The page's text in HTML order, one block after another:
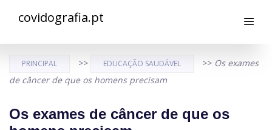
covidografia.pt
PRINCIPAL >> EDUCAÇÃO SAUDÁVEL >> Os exames
de câncer de que os homens precisam
Os exames de câncer de que os